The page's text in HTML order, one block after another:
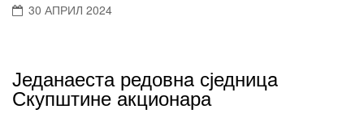
30 АПРИЛ 2024
Једанаеста редовнa сједницa
Скупштине акционара